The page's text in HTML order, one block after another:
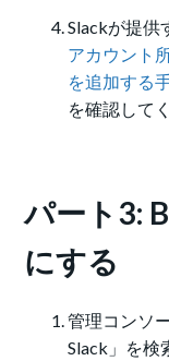
Slackが提供
アカウント
を追加する
を確認して
パート3:
にする
管理コンソ
Slack」を検